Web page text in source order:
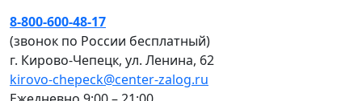
8-800-600-48-17
(звонок по России бесплатный)
г. Кирово-Чепецк, ул. Ленина, 62
kirovo-chepeck@center-zalog.ru